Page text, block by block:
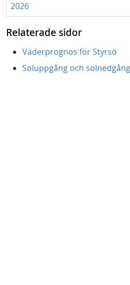
2026
Relaterade sidor
Väderprognos för Styrsö
Soluppgång och